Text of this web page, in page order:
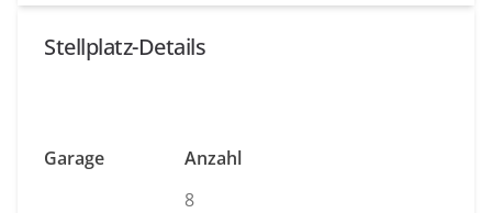
Stellplatz-Details
Garage
Anzahl
8